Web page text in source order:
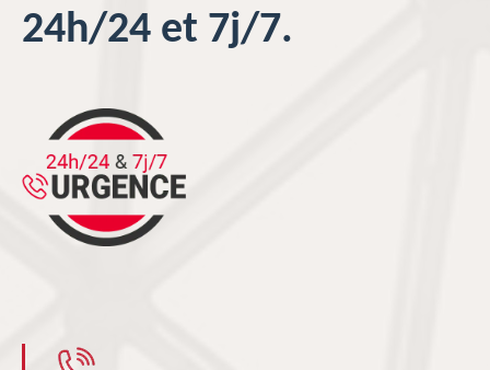
24h/24 et 7j/7.